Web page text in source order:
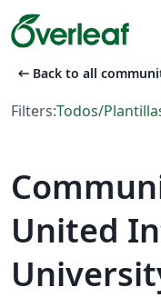
arrow_left_alt Back to all
Filters:Todos/
United